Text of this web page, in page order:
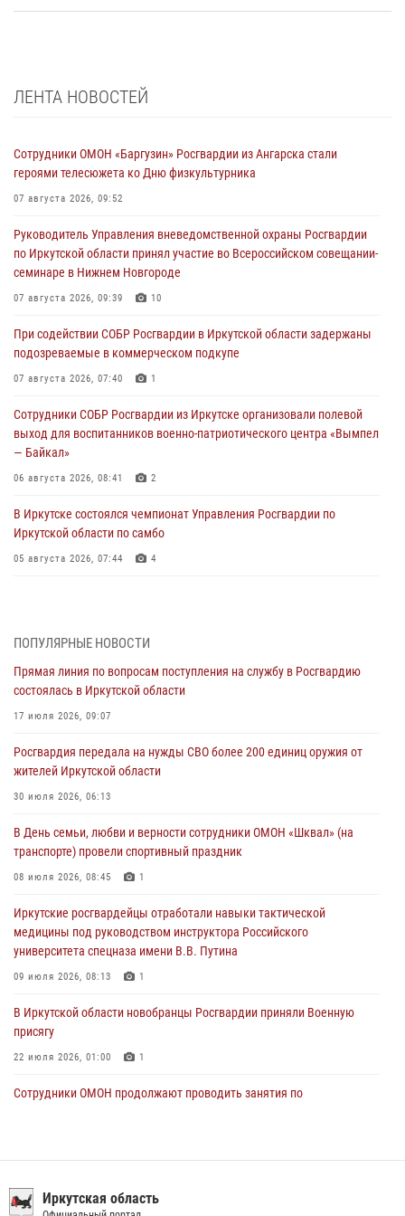
ЛЕНТА НОВОСТЕЙ
Сотрудники ОМОН «Баргузин» Росгвардии из Ангарска стали
героями телесюжета ко Дню физкультурника
07 августа 2026, 09:52
Руководитель Управления вневедомственной охраны Росгвардии
по Иркутской области принял участие во Всероссийском совещании-
семинаре в Нижнем Новгороде
07 августа 2026, 09:39 10
При содействии СОБР Росгвардии в Иркутской области задержаны
подозреваемые в коммерческом подкупе
07 августа 2026, 07:40 1
Сотрудники СОБР Росгвардии из Иркутске организовали полевой
выход для воспитанников военно-патриотического центра «Вымпел
— Байкал»
06 августа 2026, 08:41 2
В Иркутске состоялся чемпионат Управления Росгвардии по
Иркутской области по самбо
05 августа 2026, 07:44 4
04 августа 2026, 07:14 3
Росгвардейцы потушили загоревшийся автомобиль в Иркутске
03 августа 2026, 04:55
Дню Воздушно-десантных войск в Иркутской области
03 августа 2026, 03:32
сердца к сердцу» (видео)
31 июля 2026, 04:37
пропавшую пожилую женщину в Иркутске
30 июля 2026, 07:37
ПОПУЛЯРНЫЕ НОВОСТИ
Прямая линия по вопросам поступления на службу в Росгвардию
состоялась в Иркутской области
17 июля 2026, 09:07
Росгвардия передала на нужды СВО более 200 единиц оружия от
жителей Иркутской области
30 июля 2026, 06:13
В День семьи, любви и верности сотрудники ОМОН «Шквал» (на
транспорте) провели спортивный праздник
08 июля 2026, 08:45 1
Иркутские росгвардейцы отработали навыки тактической
медицины под руководством инструктора Российского
университета спецназа имени В.В. Путина
09 июля 2026, 08:13 1
В Иркутской области новобранцы Росгвардии приняли Военную
присягу
22 июля 2026, 01:00 1
Сотрудники ОМОН продолжают проводить занятия по
преступной группы, организовавшей бизнес по оказанию интим-
услуг
Иркутская область